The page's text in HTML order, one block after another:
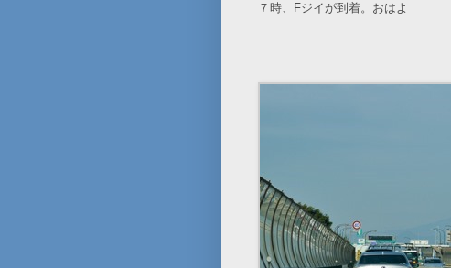
７時、Fジイが到着。おはよ